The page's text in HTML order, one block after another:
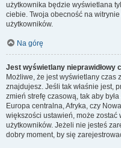
użytkownika będzie wyświetlana
ciebie. Twoja obecność na
użytkowników.
Na górę
Jest wyświetlany nieprawidłowy
Możliwe, że jest wyświetlany czas
znajdujesz. Jeśli tak właśnie jest,
zmień strefę czasową, tak aby
Europa centralna, Afryka, czy
większości ustawień, może
użytkowników. Jeżeli nie jesteś
dobry moment, by się